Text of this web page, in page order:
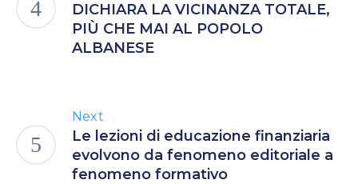
DICHIARA LA VICINANZA TOTALE,
PIÙ CHE MAI AL POPOLO
ALBANESE
Next
Le lezioni di educazione finanziaria
evolvono da fenomeno editoriale a
fenomeno formativo